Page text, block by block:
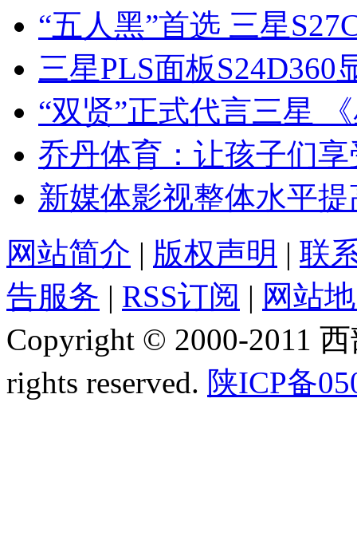
“五人黑”首选 三星
三星PLS面板
“双贤”正式代言三星
乔丹体育：让孩子们
新媒体影视整体水平
网站简介 | 版权声明 | 联
告服务 | RSS订阅 | 网站
Copyright © 2000-2011
rights reserved. 陕ICP备